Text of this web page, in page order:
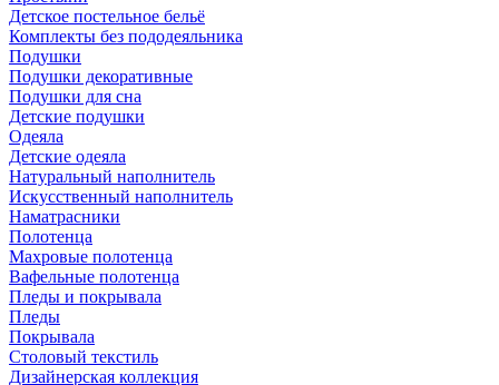
Детское постельное бельё
Комплекты без пододеяльника
Подушки
Подушки декоративные
Подушки для сна
Детские подушки
Одеяла
Детские одеяла
Натуральный наполнитель
Искуcственный наполнитель
Наматрасники
Полотенца
Махровые полотенца
Вафельные полотенца
Пледы и покрывала
Пледы
Покрывала
Столовый текстиль
Дизайнерская коллекция